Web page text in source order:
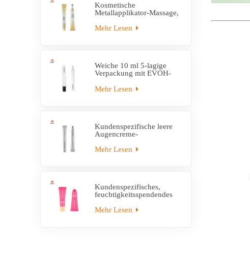
Kosmetische
Metallapplikator-Massage,
Cremetubenverpackung
Mehr Lesen
Weiche 10 ml 5-lagige
Verpackung mit EVOH-
Mehr Lesen
Kundenspezifische leere
Augencreme-
elektrischer Applikatortube
Mehr Lesen
Kundenspezifisches,
feuchtigkeitsspendendes
leeres Quetschrohr mit
Mehr Lesen